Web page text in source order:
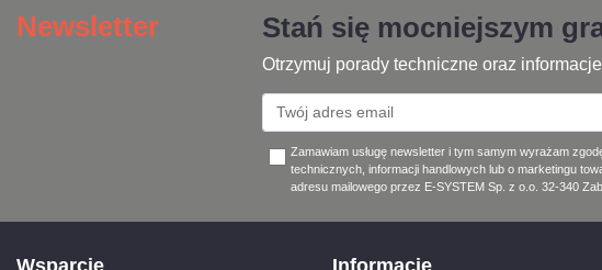
Newsletter Stań się mocniejszym
Otrzymuj porady techniczne oraz
Zamawiam usługę newsletter i tym samym wyrażam
technicznych, informacji handlowych lub o marketingu
adresu mailowego przez E-SYSTEM Sp. z o.o. 32-340